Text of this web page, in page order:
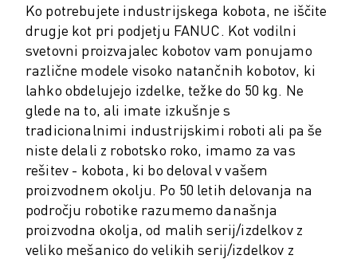
STROJNA OPREMA ROBOSHOT
PROGRAMSKA OPREMA ROBOSHOT
ROBOSHOT TRAJNOSTNI RAZVOJ
ROBOSHOT ROBOTSKI PAKET
PREVENTIVNO VZDRŽEVANJE ROBOSHOT
SKUPNI STROŠKI LASTNIŠTVA ROBOSHOT-A
STROJI ZA ŽIČNO EROZIJO EDM
ROBOCUT STROJI ZA ŽIČNO EROZIJO EDM
STROJNA OPREMA ROBOCUT
PROGRAMSKA OPREMA ROBOCUT
PREVENTIVNO VZDRŽEVANJE ROBOCUT
TRAJNOSTNI RAZVOJ ROBOCUT
Ko potrebujete industrijskega kobota, ne iščite
drugje kot pri podjetju FANUC. Kot vodilni
svetovni proizvajalec kobotov vam ponujamo
različne modele visoko natančnih kobotov, ki
lahko obdelujejo izdelke, težke do 50 kg. Ne
glede na to, ali imate izkušnje s
tradicionalnimi industrijskimi roboti ali pa še
niste delali z robotsko roko, imamo za vas
rešitev - kobota, ki bo deloval v vašem
proizvodnem okolju. Po 50 letih delovanja na
področju robotike razumemo današnja
proizvodna okolja, od malih serij/izdelkov z
veliko mešanico do velikih serij/izdelkov z